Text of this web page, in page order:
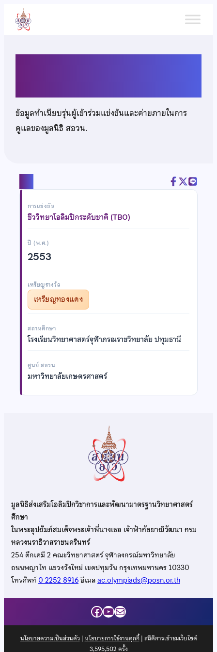
เนื้อหา
ข้อมูลทำเนียบรุ่นผู้เข้าร่วมแข่งขันและค่ายภายในการ
ดูแลของมูลนิธิ สอวน.
การแข่งขัน
ชีววิทยาโอลิมปิกระดับชาติ (TBO)
ปี (พ.ศ.)
2553
เหรียญรางวัล
เหรียญทองแดง
สถานศึกษา
โรงเรียนวิทยาศาสตร์จุฬาภรณราชวิทยาลัย ปทุมธานี
ศูนย์ สอวน.
มหาวิทยาลัยเกษตรศาสตร์
มูลนิธิส่งเสริมโอลิมปิกวิชาการและพัฒนามาตรฐานวิทยาศาสตร์
ศึกษา
ในพระอุปถัมภ์สมเด็จพระเจ้าพี่นางเธอ เจ้าฟ้ากัลยาณิวัฒนา กรม
หลวงนราธิวาสราชนครินทร์
254 ตึกเคมี 2 คณะวิทยาศาสตร์ จุฬาลงกรณ์มหาวิทยาลัย
ถนนพญาไท แขวงวังใหม่ เขตปทุมวัน กรุงเทพมหานคร 10330
โทรศัพท์0 2252 8916อีเมลac.olympiads@posn.or.th
Facebook
YouTube
Mail
นโยบายความเป็นส่วนตัว| นโยบายการใช้งานคุกกี้| สถิติการเข้าชมเว็บไซต์
3,595,502 ครั้ง